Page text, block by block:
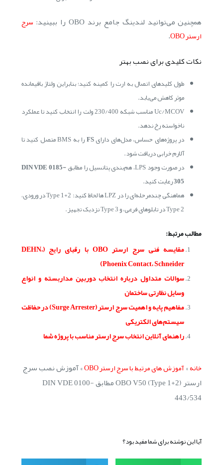
همچنین می‌توانید لندینگ جامع برند OBO را ببینید:
سرج
ارستر OBO
.
نکات کلیدی برای نصب بهتر
طول کلیدهای اتصال به ارت را کمینه کنید؛ بنابراین ولتاژ باقیمانده
موثر کاهش می‌یابد.
Uc/MCOV مناسب شبکه 230/400 ولت را انتخاب کنید تا عملکرد
ناخواسته رخ ندهد.
در پروژه‌های حساس، مدل‌های دارایFS
را به BMS متصل کنید تا
آلارم خرابی دریافت شود.
در صورت وجود LPS، هم‌بندی پتانسیل را مطابق
DIN VDE 0185-
305رعایت کنید.
هماهنگی چندمرحله‌ای را در LPZ ها لحاظ کنید: Type 1+2 در ورودی،
Type 2 در تابلوهای فرعی، و Type 3 نزدیک تجهیز.
مطالب مرتبط:
مقایسه فنی سرج ارستر OBO با رقبای رایج (DEHN،
Phoenix Contact، Schneider)
سوالات متداول درباره انتخاب دوربین مداربسته و انواع
وسایل نظارتی ساختمان
مفاهیم پایه و اهمیت سرج ارستر (Surge Arrester) در حفاظت
سیستم‌های الکتریکی
راهنمای آنلاین انتخاب سرج ارستر مناسب با پروژه شما
خانه»آموزش های مرتبط با سرج ارستر OBO »آموزش نصب سرج
ارستر OBO V50 (Type 1+2) مطابق DIN VDE 0100-
443/534
آیا این نوشته برای شما مفید بود؟